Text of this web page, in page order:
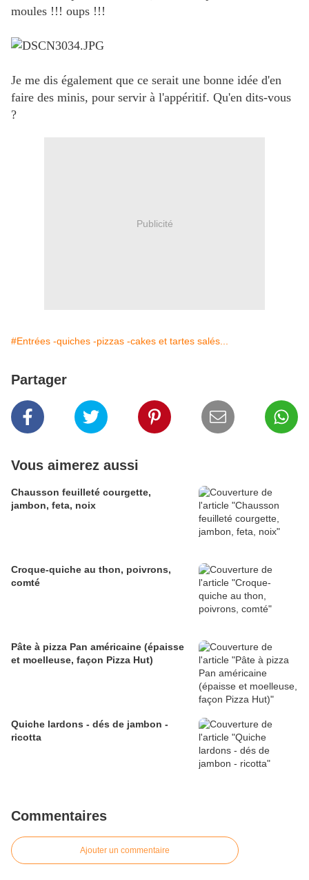
moules !!! oups !!!
Je me dis également que ce serait une bonne idée d'en
faire des minis, pour servir à l'appéritif. Qu'en dits-vous
?
Publicité
#Entrées -quiches -pizzas -cakes et tartes salés...
Partager
Vous aimerez aussi
Chausson feuilleté courgette,
jambon, feta, noix
Croque-quiche au thon, poivrons,
comté
Pâte à pizza Pan américaine (épaisse
et moelleuse, façon Pizza Hut)
Quiche lardons - dés de jambon -
ricotta
Commentaires
Ajouter un commentaire